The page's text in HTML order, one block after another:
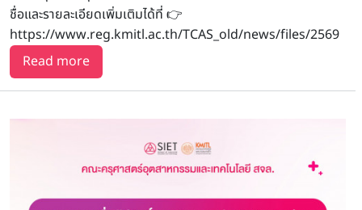
ชื่อและรายละเอียดเพิ่มเติมได้ที่ 👉
https://www.reg.kmitl.ac.th/TCAS_old/news/files/2569
Read moreabout ประกาศรายชื่อผู้มีสิทธิ์เข้าศึกษาระดับปริญญ